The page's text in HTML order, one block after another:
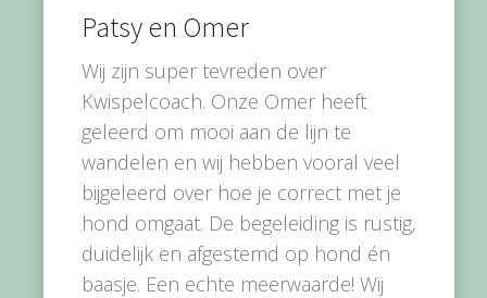
Patsy en Omer
Wij zijn super tevreden over
Kwispelcoach. Onze Omer heeft
geleerd om mooi aan de lijn te
wandelen en wij hebben vooral veel
bijgeleerd over hoe je correct met je
hond omgaat. De begeleiding is rustig,
duidelijk en afgestemd op hond én
baasje. Een echte meerwaarde! Wij